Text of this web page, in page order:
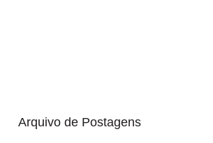
Arquivo de Postagens